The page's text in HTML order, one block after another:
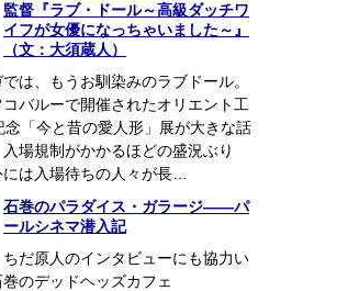
監督『ラブ・ドール～高級ダッチワ
イフが女優になっちゃいました～』
（文：大須蔵人）
は、もうお馴染みのラブドール。
バルーで開催されたオリエント工
念「今と昔の愛人形」展が大きな話
場規制がかかるほどの盛況ぶり
は入場待ちの人々が長…
石巻のパラダイス・ガラージ――パ
ールシネマ潜入記
ちだ原人のインタビューにも協力い
のデッドヘッズカフェ